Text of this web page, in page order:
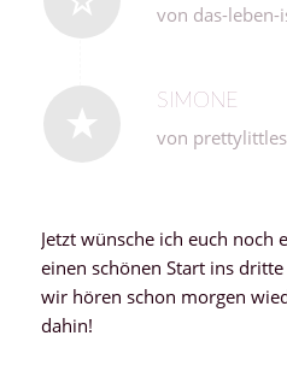
von das-leben-
SIMONE
von
Jetzt wünsche ich euch noch
einen schönen Start ins
wir hören schon morgen
dahin!